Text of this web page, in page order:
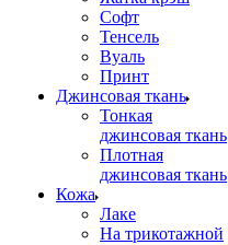
Софт
Тенсель
Вуаль
Принт
Джинсовая ткань
Тонкая
джинсовая ткань
Плотная
джинсовая ткань
Кожа
Лаке
На трикотажной